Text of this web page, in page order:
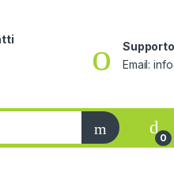
Email:
0